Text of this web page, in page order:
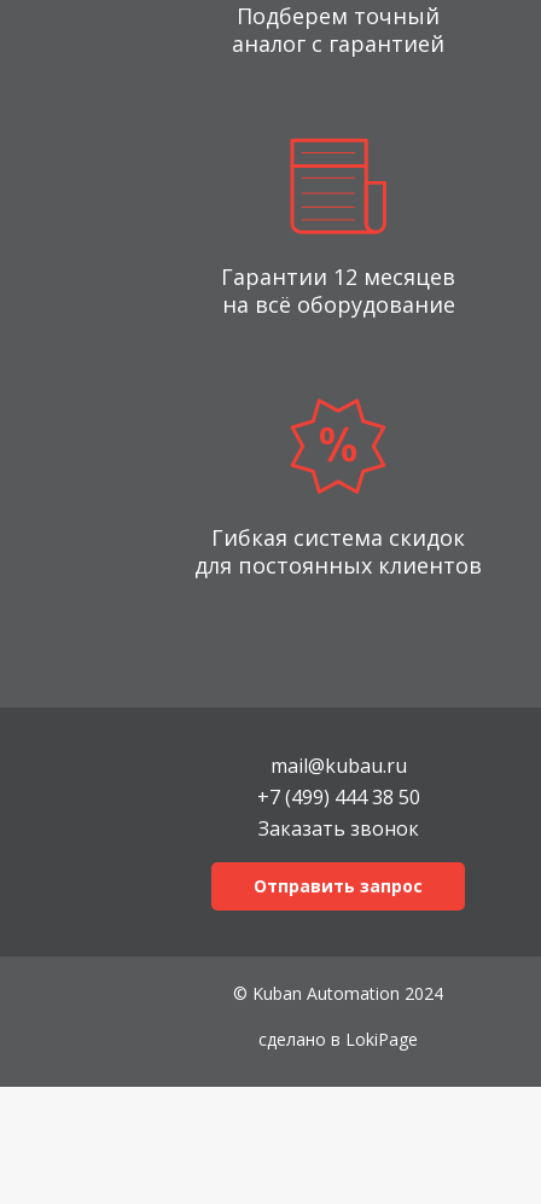
Подберем точный
аналог с гарантией
Гарантии 12 месяцев
на всё оборудование
Гибкая система скидок
для постоянных клиентов
mail@kubau.ru
+7 (499) 444 38 50
Заказать звонок
Отправить запрос
© Kuban Automation 2024
сделано в LokiPage